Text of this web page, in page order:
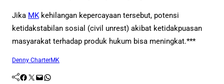
Jika MK kehilangan kepercayaan tersebut, potensi
ketidakstabilan sosial (civil unrest) akibat ketidakpuasan
masyarakat terhadap produk hukum bisa meningkat.***
Denny CharterMK
Facebook Twitter Mail WhatsApp